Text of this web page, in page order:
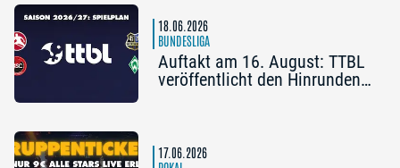
18.06.2026
BUNDESLIGA
Auftakt am 16. August: TTBL
veröffentlicht den Hinrunden-
17.06.2026